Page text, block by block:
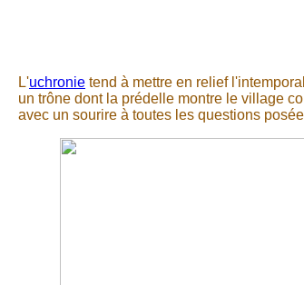
L'uchronie tend à mettre en relief
un trône dont la prédelle montre le village
avec un sourire à toutes les questions